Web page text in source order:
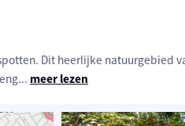
Dit heerlijke natuurgebied
... meer lezen